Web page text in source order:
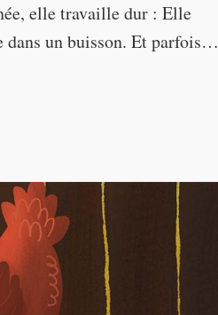
elle travaille dur : Elle
dans un buisson. Et parfois…